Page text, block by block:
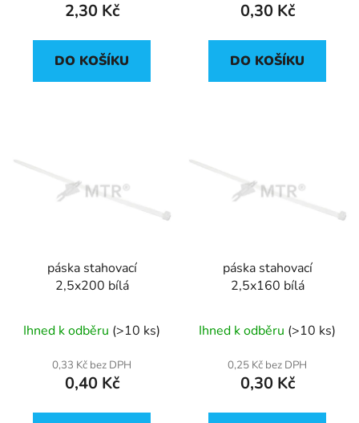
2,30 Kč
DO KOŠÍKU
0,30 Kč
DO KOŠÍKU
páska stahovací
2,5x200 bílá
Ihned k odběru (>10 ks)
0,33 Kč bez DPH
0,40 Kč
páska stahovací
2,5x160 bílá
Ihned k odběru (>10 ks)
0,25 Kč bez DPH
0,30 Kč